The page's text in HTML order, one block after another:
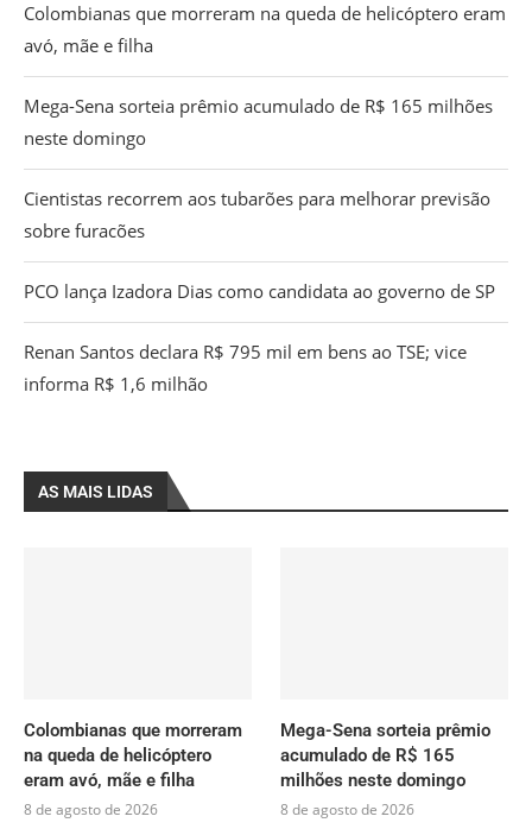
Colombianas que morreram na queda de helicóptero eram
avó, mãe e filha
Mega-Sena sorteia prêmio acumulado de R$ 165 milhões
neste domingo
Cientistas recorrem aos tubarões para melhorar previsão
sobre furacões
PCO lança Izadora Dias como candidata ao governo de SP
Renan Santos declara R$ 795 mil em bens ao TSE; vice
informa R$ 1,6 milhão
AS MAIS LIDAS
Colombianas que morreram
na queda de helicóptero
eram avó, mãe e filha
8 de agosto de 2026
Mega-Sena sorteia prêmio
acumulado de R$ 165
milhões neste domingo
8 de agosto de 2026